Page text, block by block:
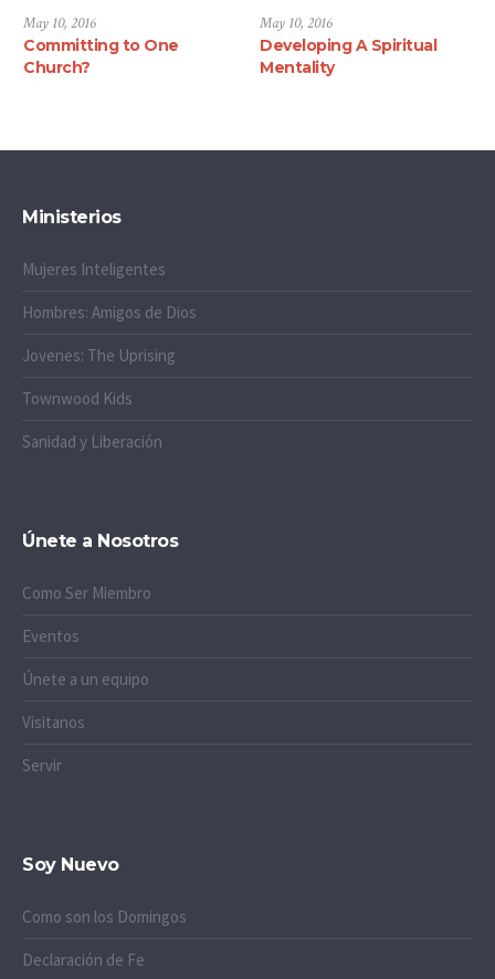
May 10, 2016
Committing to One
Church?
May 10, 2016
Developing A Spiritual
Mentality
Ministerios
Mujeres Inteligentes
Hombres: Amigos de Dios
Jovenes: The Uprising
Townwood Kids
Sanidad y Liberación
Únete a Nosotros
Como Ser Miembro
Eventos
Únete a un equipo
Visitanos
Servir
Soy Nuevo
Como son los Domingos
Declaración de Fe